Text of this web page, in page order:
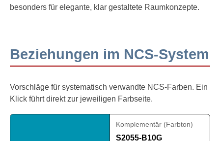
besonders für elegante, klar gestaltete Raumkonzepte.
Beziehungen im NCS-System
Vorschläge für systematisch verwandte NCS-Farben. Ein
Klick führt direkt zur jeweiligen Farbseite.
Komplementär (Farbton)
S2055-B10G